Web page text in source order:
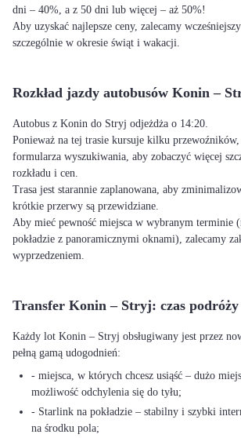
dni – 40%, a z 50 dni lub więcej – aż 50%!
Aby uzyskać najlepsze ceny, zalecamy
szczególnie w okresie świąt i wakacji.
Rozkład jazdy autobusów Konin –
Autobus z Konin do Stryj odjeżdża o 14:20.
Ponieważ na tej trasie kursuje kilku
formularza wyszukiwania, aby zobaczyć więcej
rozkładu i cen.
Trasa jest starannie zaplanowana, aby
krótkie przerwy są przewidziane.
Aby mieć pewność miejsca w wybranym terminie
pokładzie z panoramicznymi oknami), zalecamy
wyprzedzeniem.
Transfer Konin – Stryj: czas podróży
Każdy lot Konin – Stryj obsługiwany jest przez
pełną gamą udogodnień:
- miejsca, w których chcesz usiąść – dużo
możliwość odchylenia się do tyłu;
- Starlink na pokładzie – stabilny i szybki
na środku pola;